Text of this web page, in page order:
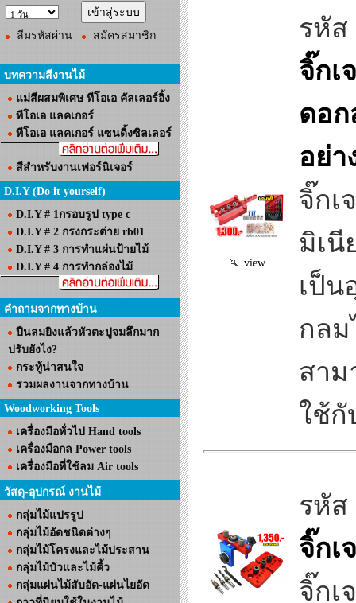
ลืมรหัสผ่าน สมัครสมาชิก
บทความสีงานไม้
แม่สีผสมพิเศษ ทีโอเอ คัลเลอร์อิ้ง
ทีโอเอ แลคเกอร์
ทีโอเอ แลคเกอร์ แซนดิ้งซิลเลอร์
สีสำหรับงานเฟอร์นิเจอร์
D.I.Y (Do it yourself)
D.I.Y # 1กรอบรูป type c
D.I.Y # 2 กรงกระต่าย rb01
D.I.Y # 3 การทำแผ่นป้ายไม้
D.I.Y # 4 การทำกล่องไม้
คำถามจากทางบ้าน
ปืนลมยิงแล้วหัวตะปูจมลึกมาก
ปรับยังไง?
กระทู้น่าสนใจ
รวมผลงานจากทางบ้าน
Woodworking Tools
เครื่องมือทั่วไป Hand tools
เครื่องมือกล Power tools
เครื่องมือที่ใช้ลม Air tools
วัสดุ-อุปกรณ์ งานไม้
กลุ่มไม้แปรรูป
กลุ่มไม้อัดชนิดต่างๆ
กลุ่มไม้โครงและไม้ประสาน
กลุ่มไม้บัวและไม้คิ้ว
กลุ่มแผ่นไม้สับอัด-แผ่นไยอัด
view
รหัส
จิ๊กเ
ดอก
อย่า
จิ๊กเ
มิเนี
เป็น
กลม
สาม
ใช้กั
รหัส
จิ๊กเ
จิ๊กเ